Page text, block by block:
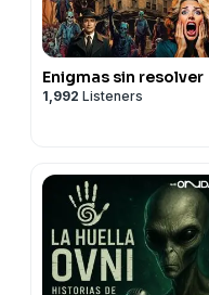
Enigmas sin resolver
1,992 Listeners